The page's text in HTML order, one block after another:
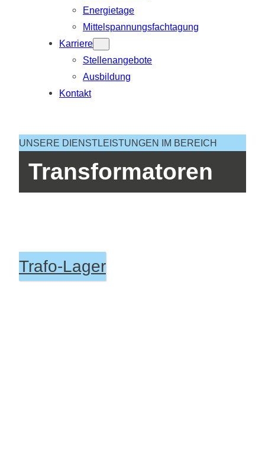
Energietage
Mittelspannungsfachtagung
Karriere
Stellenangebote
Ausbildung
Kontakt
UNSERE DIENSTLEISTUNGEN IM BEREICH
Transformatoren
Trafo-Lager